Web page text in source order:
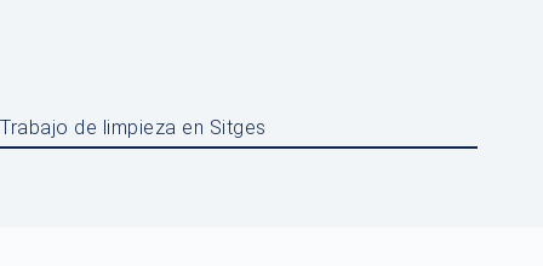
Trabajo de limpieza en Sitges